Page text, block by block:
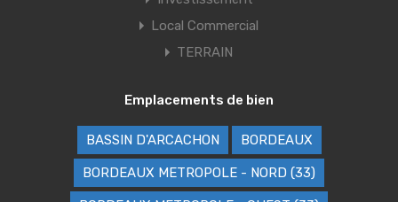
Local Commercial
TERRAIN
Emplacements de bien
BASSIN D'ARCACHON BORDEAUX
BORDEAUX METROPOLE - NORD (33)